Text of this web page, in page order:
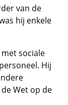
van de
hij enkele
sociale
Hij
Wet op de